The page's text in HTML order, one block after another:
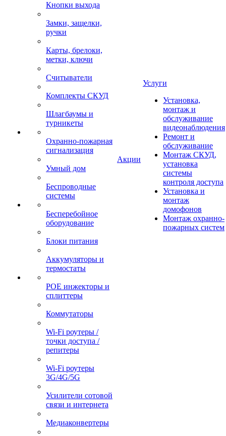
Кнопки выхода
Замки, защелки,
ручки
Карты, брелоки,
метки, ключи
Считыватели
Комплекты СКУД
Шлагбаумы и
турникеты
Охранно-пожарная
сигнализация
Умный дом
Беспроводные
системы
Бесперебойное
оборудование
Блоки питания
Аккумуляторы и
термостаты
POE инжекторы и
сплиттеры
Коммутаторы
Wi-Fi роутеры /
точки доступа /
репитеры
Wi-Fi роутеры
3G/4G/5G
Усилители сотовой
связи и интернета
Медиаконвертеры
Акции
Услуги
Установка,
монтаж и
обслуживание
видеонаблюдения
Ремонт и
обслуживание
Монтаж СКУД,
установка
системы
контроля доступа
Установка и
монтаж
домофонов
Монтаж охранно-
пожарных систем